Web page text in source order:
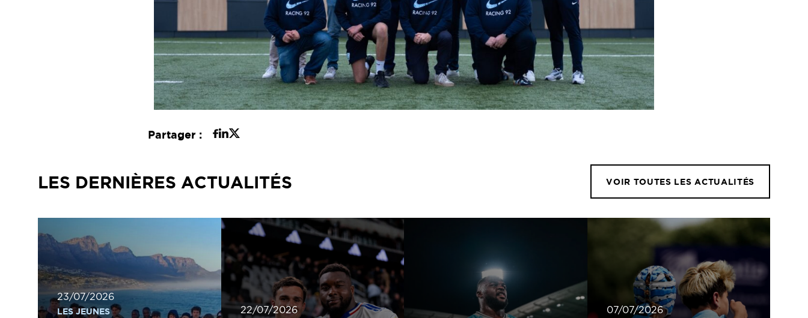
Partager :
LES DERNIÈRES ACTUALITÉS VOIR TOUTES LES ACTUALITÉS
23/07/2026
LES JEUNES 22/07/2026 07/07/2026